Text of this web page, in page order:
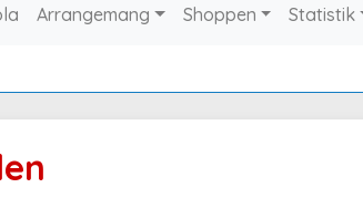
Arrangemang Shoppen Statistik